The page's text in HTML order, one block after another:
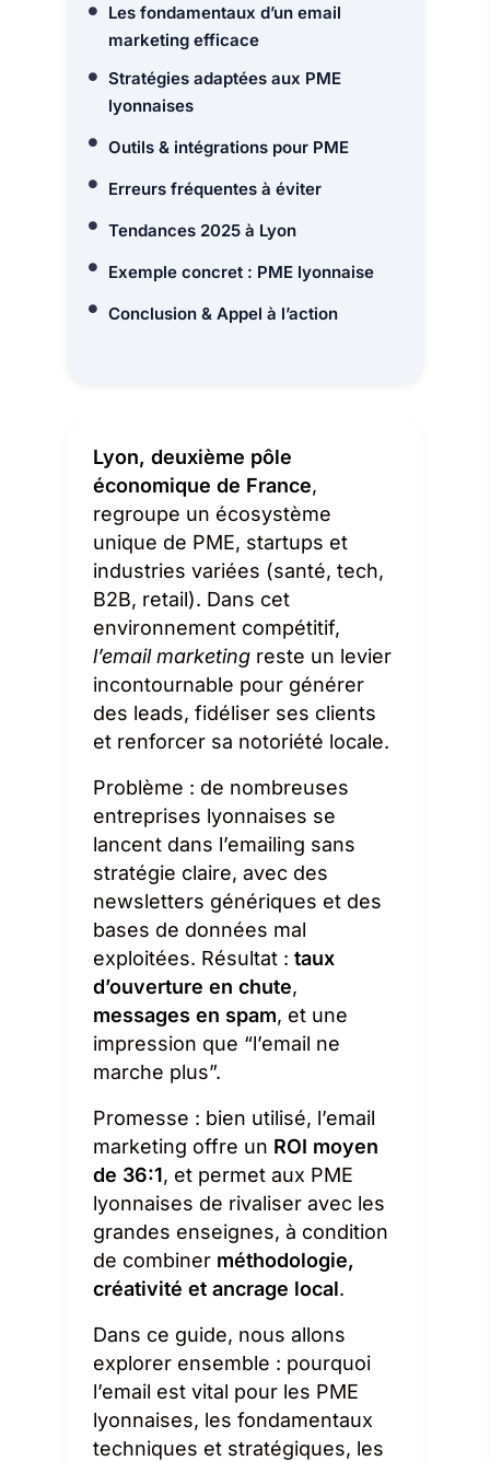
Les fondamentaux d’un email
marketing efficace
Stratégies adaptées aux PME
lyonnaises
Outils & intégrations pour PME
Erreurs fréquentes à éviter
Tendances 2025 à Lyon
Exemple concret : PME lyonnaise
Conclusion & Appel à l’action
Lyon, deuxième pôle
économique de France,
regroupe un écosystème
unique de PME, startups et
industries variées (santé, tech,
B2B, retail). Dans cet
environnement compétitif,
l’email marketing reste un levier
incontournable pour générer
des leads, fidéliser ses clients
et renforcer sa notoriété locale.
Problème : de nombreuses
entreprises lyonnaises se
lancent dans l’emailing sans
stratégie claire, avec des
newsletters génériques et des
bases de données mal
exploitées. Résultat : taux
d’ouverture en chute,
messages en spam, et une
impression que “l’email ne
marche plus”.
Promesse : bien utilisé, l’email
marketing offre un ROI moyen
de 36:1, et permet aux PME
lyonnaises de rivaliser avec les
grandes enseignes, à condition
de combiner méthodologie,
créativité et ancrage local.
Dans ce guide, nous allons
explorer ensemble : pourquoi
l’email est vital pour les PME
lyonnaises, les fondamentaux
techniques et stratégiques, les